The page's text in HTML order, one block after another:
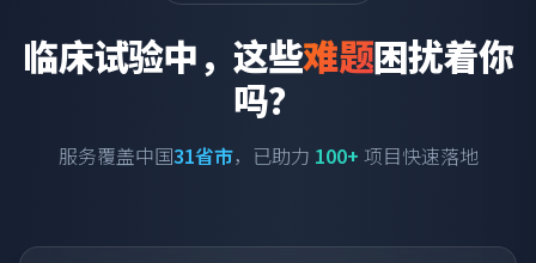
临床试验中，这些难题困扰着你
吗？
服务覆盖中国31省市，已助力 100+ 项目快速落地